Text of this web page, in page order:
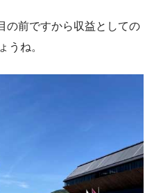
の前ですから収益としての
うね。